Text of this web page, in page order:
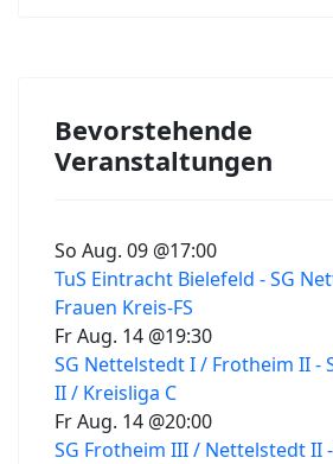
Bevorstehende
Veranstaltungen
So Aug. 09 @17:00
TuS Eintracht Bielefeld - SG
Frauen Kreis-FS
Fr Aug. 14 @19:30
SG Nettelstedt I / Frotheim II -
II / Kreisliga C
Fr Aug. 14 @20:00
SG Frotheim III / Nettelstedt II